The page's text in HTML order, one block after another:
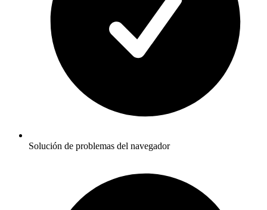
Solución de problemas del navegador